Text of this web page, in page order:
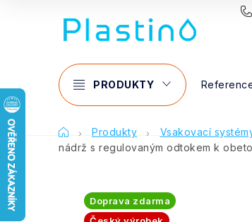
PRODUKTY
DomůProdukty Vsakovací
nádrž s regulovaným odtokem k
Doprava zdarma